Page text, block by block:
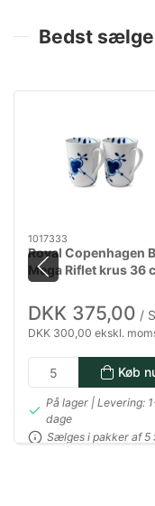
Bedst
1017333
Royal Copenhagen
Mega Riflet krus 36
pak
DKK 375,00 /
DKK 300,00 ekskl.
Køb
På lager | Levering:
dage
Sælges i pakker af 5